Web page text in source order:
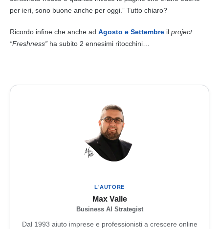
per ieri, sono buone anche per oggi.” Tutto chiaro?
Ricordo infine che anche ad Agosto e Settembre il project
“Freshness” ha subito 2 ennesimi ritocchini…
L'AUTORE
Max Valle
Business AI Strategist
Dal 1993 aiuto imprese e professionisti a crescere online